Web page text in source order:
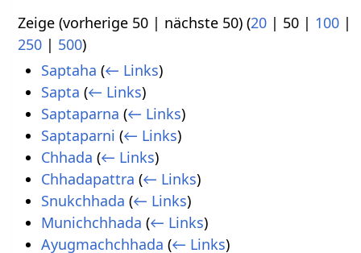
Zeige (vorherige 50 | nächste 50) (20 | 50 | 100 |
250 | 500)
Saptaha (← Links)
Sapta (← Links)
Saptaparna (← Links)
Saptaparni (← Links)
Chhada (← Links)
Chhadapattra (← Links)
Snukchhada (← Links)
Munichchhada (← Links)
Ayugmachchhada (← Links)